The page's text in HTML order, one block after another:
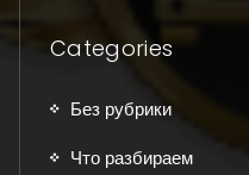
Categories
Без рубрики
Что разбираем